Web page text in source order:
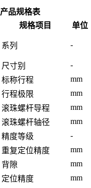
产品规格表
规格项目
单位
系列 -
尺寸别
-
标称行程
mm
行程极限
mm
滚珠螺杆导程
mm
滚珠螺杆轴径
mm
精度等级
-
重复定位精度
mm
背隙
mm
定位精度
mm